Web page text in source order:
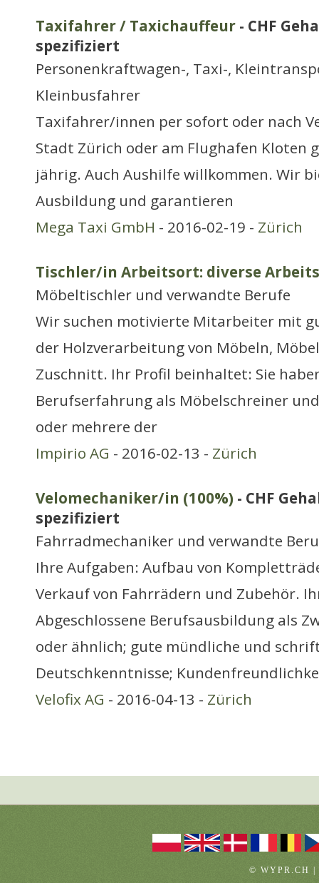
Taxifahrer / Taxichauffeur - CHF
spezifiziert
Personenkraftwagen-, Taxi-,
Kleinbusfahrer
Taxifahrer/innen per sofort oder nach
Stadt Zürich oder am Flughafen Kloten
jährig. Auch Aushilfe willkommen. Wir
Ausbildung und garantieren
Mega Taxi GmbH - 2016-02-19 - Zürich
Tischler/in Arbeitsort: diverse
Möbeltischler und verwandte Berufe
Wir suchen motivierte Mitarbeiter mit
der Holzverarbeitung von Möbeln,
Zuschnitt. Ihr Profil beinhaltet: Sie
Berufserfahrung als Möbelschreiner
oder mehrere der
Impirio AG - 2016-02-13 - Zürich
Velomechaniker/in (100%) - CHF
spezifiziert
Fahrradmechaniker und verwandte
Ihre Aufgaben: Aufbau von
Verkauf von Fahrrädern und Zubehör.
Abgeschlossene Berufsausbildung als
oder ähnlich; gute mündliche und
Deutschkenntnisse;
Velofix AG - 2016-04-13 - Zürich
© WYPR.CH